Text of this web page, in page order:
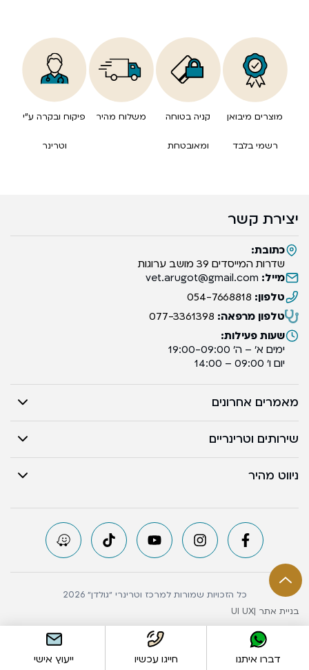
מוצרים מיבואן
רשמי בלבד
קניה בטוחה
ומאובטחת
משלוח מהיר פיקוח ובקרה ע”י
וטרינר
יצירת קשר
כתובת:
שדרות המייסדים 39 מושב ערוגות
מייל: vet.arugot@gmail.com
טלפון: 054-7668818
טלפון מרפאה: 077-3361398
שעות פעילות:
ימים א’ – ה’ 19:00-09:00
יום ו’ 09:00 – 14:00
מאמרים אחרונים
שירותים וטרינריים
ניווט מהיר
כל הזכויות שמורות למרכז וטרינרי ״גולדן״ 2026
בניית אתר |UI UX
דברו איתנו חייגו עכשיו ייעוץ אישי